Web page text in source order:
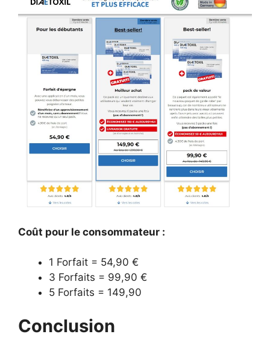
Coût pour le consommateur :
1 Forfait = 54,90 €
3 Forfaits = 99,90 €
5 Forfaits = 149,90
Conclusion